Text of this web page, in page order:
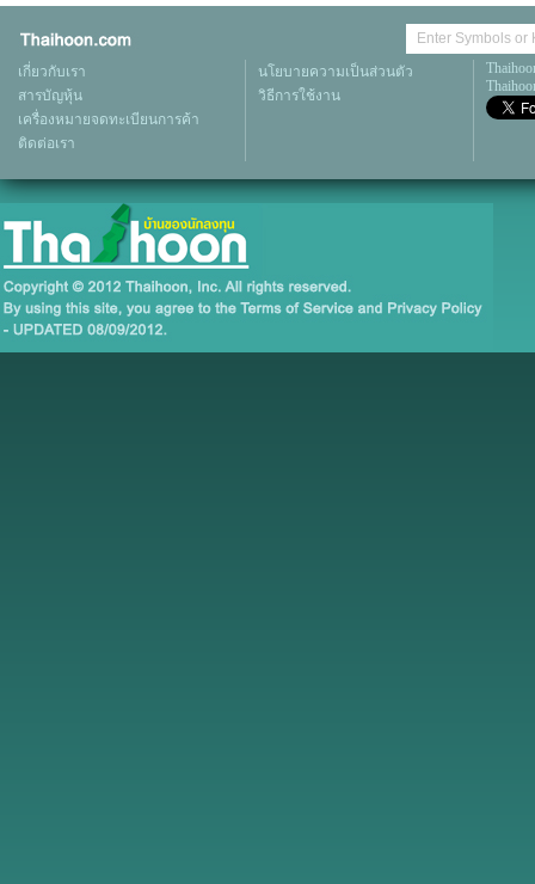
เกี่ยวกับเรา
สารบัญหุ้น
เครื่องหมายจดทะเบียนการค้า
ติดต่อเรา
นโยบายความเป็นส่วนตัว
วิธีการใช้งาน